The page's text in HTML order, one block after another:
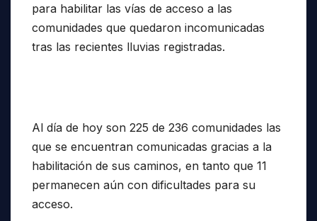
para habilitar las vías de acceso a las
comunidades que quedaron incomunicadas
tras las recientes lluvias registradas.
Al día de hoy son 225 de 236 comunidades las
que se encuentran comunicadas gracias a la
habilitación de sus caminos, en tanto que 11
permanecen aún con dificultades para su
acceso.